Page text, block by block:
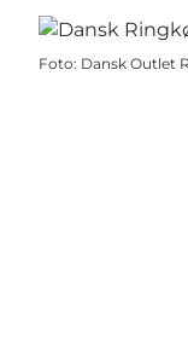
Foto: Dansk Outlet